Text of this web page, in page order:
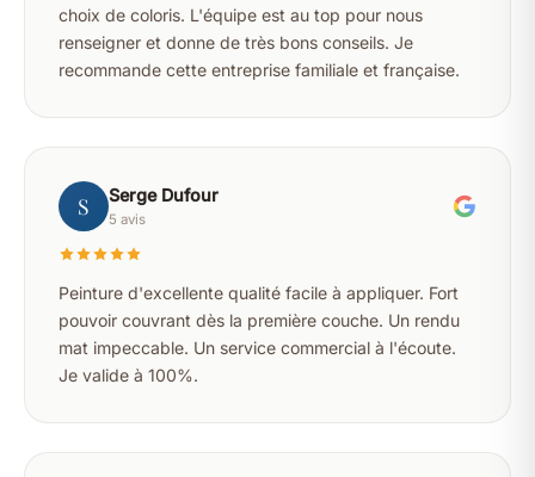
choix de coloris. L'équipe est au top pour nous
renseigner et donne de très bons conseils. Je
recommande cette entreprise familiale et française.
S Serge Dufour
5 avis
Peinture d'excellente qualité facile à appliquer. Fort
pouvoir couvrant dès la première couche. Un rendu
mat impeccable. Un service commercial à l'écoute.
Je valide à 100%.